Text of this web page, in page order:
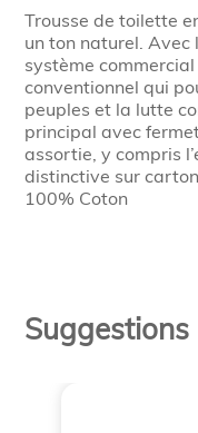
Trousse de toilette
un ton naturel.
système
conventionnel qui
peuples et la lutte
principal avec
assortie, y compris
distinctive sur
100% Coton
Suggestions